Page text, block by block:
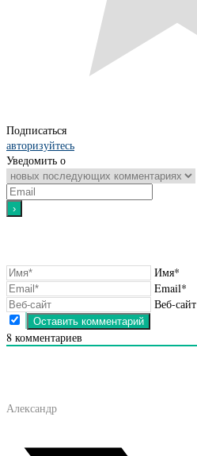
Подписаться
авторизуйтесь
Уведомить о
Имя*
Email*
Веб-сайт
8 комментариев
Александр